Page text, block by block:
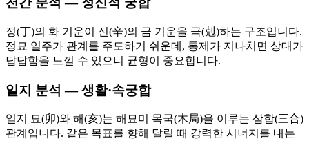
정(丁)의 화 기운이 신(辛)의 금 기운을 극(剋)하는 구조입니다.
정묘 일주가 관계를 주도하기 쉬운데, 통제가 지나치면 상대가
답답함을 느낄 수 있으니 균형이 중요합니다.
일지 분석 — 생활·속궁합
일지 묘(卯)와 해(亥)는 해묘미 목국(木局)을 이루는 삼합(三合)
관계입니다. 같은 목표를 향해 달릴 때 강력한 시너지를 내는